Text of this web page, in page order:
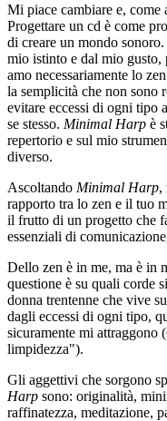
Mi piace cambiare e, come
Progettare un cd è come
di creare un mondo
mio istinto e dal mio
amo necessariamente lo
la semplicità che non sono
evitare eccessi di ogni tipo
se stesso. Minimal Harp è
repertorio e sul mio
diverso.
Ascoltando Minimal Harp,
rapporto tra lo zen e il tuo
il frutto di un progetto che
essenziali di
Dello zen è in me, ma è in
questione è su quali corde
donna trentenne che vive
dagli eccessi di ogni tipo,
sicuramente mi attraggono
limpidezza").
Gli aggettivi che sorgono
Harp sono: originalità,
raffinatezza, meditazione,